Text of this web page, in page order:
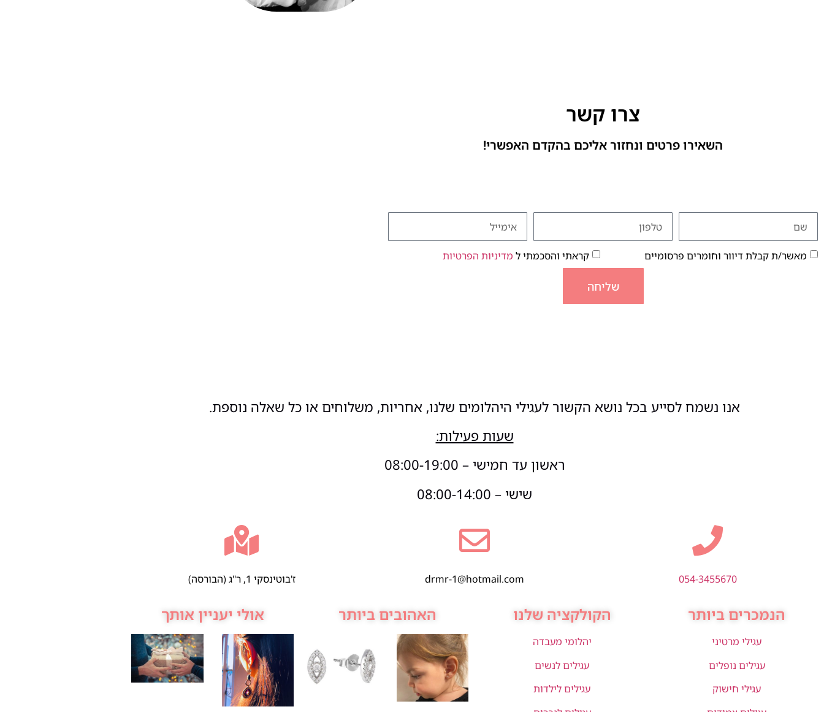
צרו קשר
השאירו פרטים ונחזור אליכם בהקדם האפשרי!
מאשר/ת קבלת דיוור וחומרים פרסומיים קראתי והסכמתי ל מדיניות הפרטיות
שליחה
אנו נשמח לסייע בכל נושא הקשור לעגילי היהלומים שלנו, אחריות, משלוחים או כל שאלה נוספת.
שעות פעילות:
ראשון עד חמישי – 08:00-19:00
שישי – 08:00-14:00
054-3455670
drmr-1@hotmail.com ז'בוטינסקי 1, ר"ג (הבורסה)
הנמכרים ביותר
עגילי מרטיני
עגילים נופלים
עגילי חישוק
הקולקציה שלנו
יהלומי מעבדה
עגילים לנשים
עגילים לילדות
האהובים ביותר אולי יעניין אותך